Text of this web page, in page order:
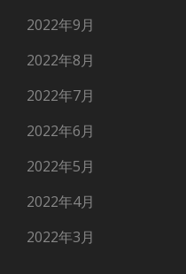
2022年9月
2022年8月
2022年7月
2022年6月
2022年5月
2022年4月
2022年3月